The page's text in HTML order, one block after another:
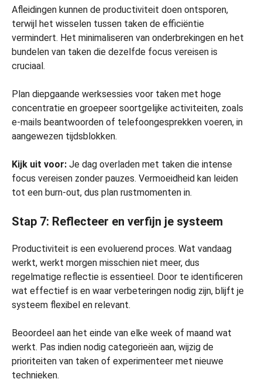
Afleidingen kunnen de productiviteit doen ontsporen,
terwijl het wisselen tussen taken de efficiëntie
vermindert. Het minimaliseren van onderbrekingen en het
bundelen van taken die dezelfde focus vereisen is
cruciaal.
Plan diepgaande werksessies voor taken met hoge
concentratie en groepeer soortgelijke activiteiten, zoals
e-mails beantwoorden of telefoongesprekken voeren, in
aangewezen tijdsblokken.
Kijk uit voor: Je dag overladen met taken die intense
focus vereisen zonder pauzes. Vermoeidheid kan leiden
tot een burn-out, dus plan rustmomenten in.
Stap 7: Reflecteer en verfijn je systeem
Productiviteit is een evoluerend proces. Wat vandaag
werkt, werkt morgen misschien niet meer, dus
regelmatige reflectie is essentieel. Door te identificeren
wat effectief is en waar verbeteringen nodig zijn, blijft je
systeem flexibel en relevant.
Beoordeel aan het einde van elke week of maand wat
werkt. Pas indien nodig categorieën aan, wijzig de
prioriteiten van taken of experimenteer met nieuwe
technieken.